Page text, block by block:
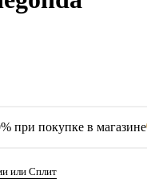
при покупке в магазине
или Сплит